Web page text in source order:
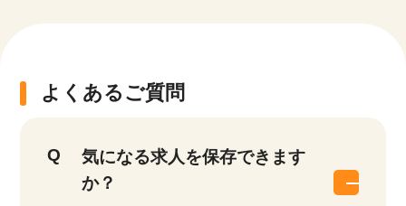
よくあるご質問
気になる求人を保存できます
か？